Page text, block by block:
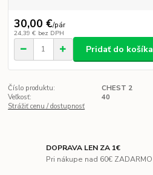
30,00 €/pár
24,39 € bez DPH
Pridať do košíka
Číslo produktu:
CHEST 2
Veľkosť:
40
Strážiť cenu / dostupnosť
DOPRAVA LEN ZA 1€
Pri nákupe nad 60€ ZADARMO